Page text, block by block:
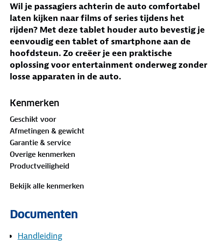
Wil je passagiers achterin de auto comfortabel
laten kijken naar films of series tijdens het
rijden? Met deze tablet houder auto bevestig je
eenvoudig een tablet of smartphone aan de
hoofdsteun. Zo creëer je een praktische
oplossing voor entertainment onderweg zonder
losse apparaten in de auto.
Jouw voordelen met deze tablet houder auto
houder auto hoofdsteun plaats je eenvoudig
tussen de spijlen van de stoel.
Geschikt voor meerdere apparaten
gebruiken als tablet steun auto en
telefoonhouder auto.
360 graden draaibaar
eenvoudig in voor optimaal zicht tijdens de rit.
apparaat stabiel op zijn plaats te houden.
maakt het mogelijk om een kabel aan te sluiten.
Kenmerken
Geschikt voor
Afmetingen & gewicht
Garantie & service
Overige kenmerken
Productveiligheid
Bekijk alle kenmerken
Documenten
Handleiding